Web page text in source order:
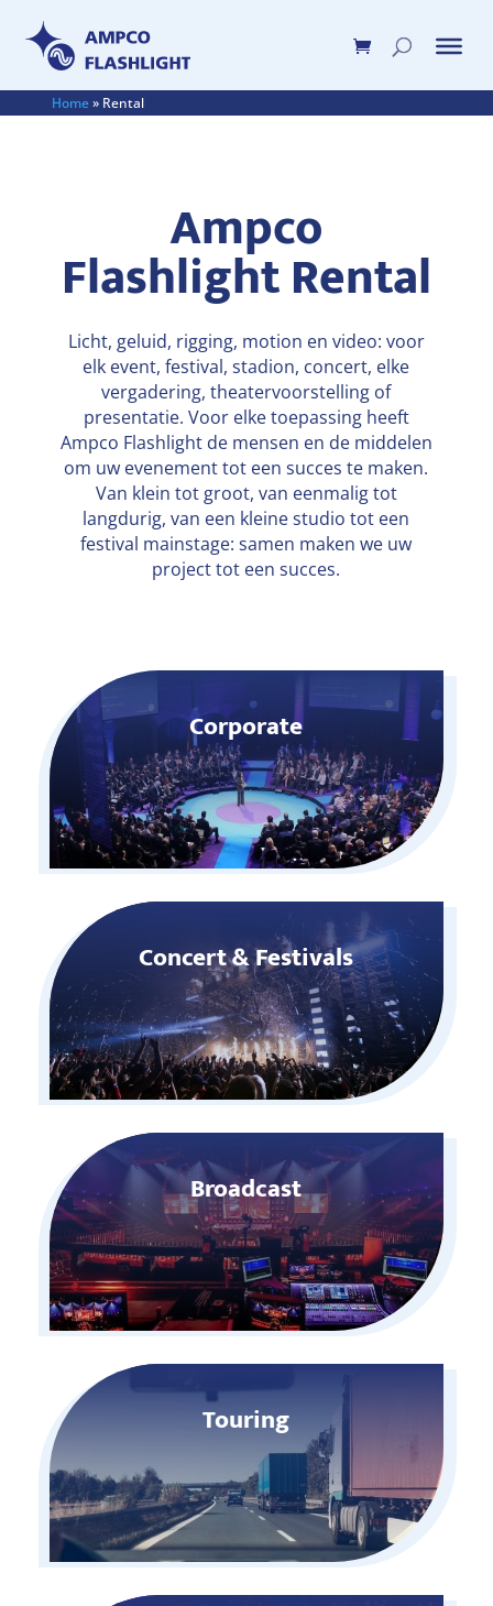
Home» Rental
Ampco
Flashlight Rental
Licht, geluid, rigging, motion en video: voor
elk event, festival, stadion, concert, elke
vergadering, theatervoorstelling of
presentatie. Voor elke toepassing heeft
Ampco Flashlight de mensen en de middelen
om uw evenement tot een succes te maken.
Van klein tot groot, van eenmalig tot
langdurig, van een kleine studio tot een
festival mainstage: samen maken we uw
project tot een succes.
Corporate
Concert & Festivals
Broadcast
Touring